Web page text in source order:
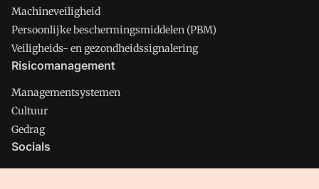
Machineveiligheid
Persoonlijke beschermingsmiddelen (PBM)
Veiligheids- en gezondheidssignalering
Risicomanagement
Managementsystemen
Cultuur
Gedrag
Socials